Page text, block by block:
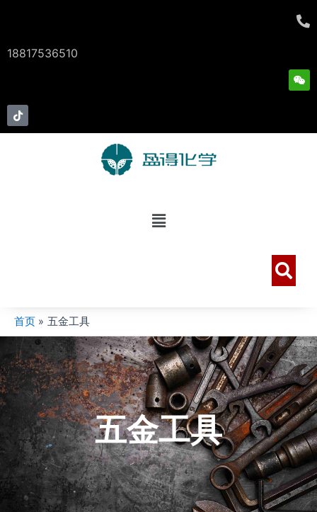
18817536510
W
e
i
T
i
k
菜
单
首页 五金工具
五金工具